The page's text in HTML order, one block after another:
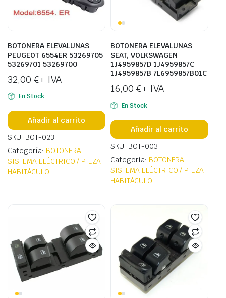
BOTONERA ELEVALUNAS
PEUGEOT 6554ER 53269705
53269701 53269700
32,00 €+ IVA
En Stock
Añadir al carrito
SKU: BOT-023
Categoría: BOTONERA,
SISTEMA ELÉCTRICO / PIEZA
HABITÁCULO
BOTONERA ELEVALUNAS
SEAT, VOLKSWAGEN
1J4959857D 1J4959857C
1J4959857B 7L6959857B01C
16,00 €+ IVA
En Stock
Añadir al carrito
SKU: BOT-003
Categoría: BOTONERA,
SISTEMA ELÉCTRICO / PIEZA
HABITÁCULO